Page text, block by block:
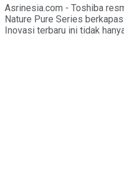
Asrinesia.com - Toshiba
Nature Pure Series
Inovasi terbaru ini tidak